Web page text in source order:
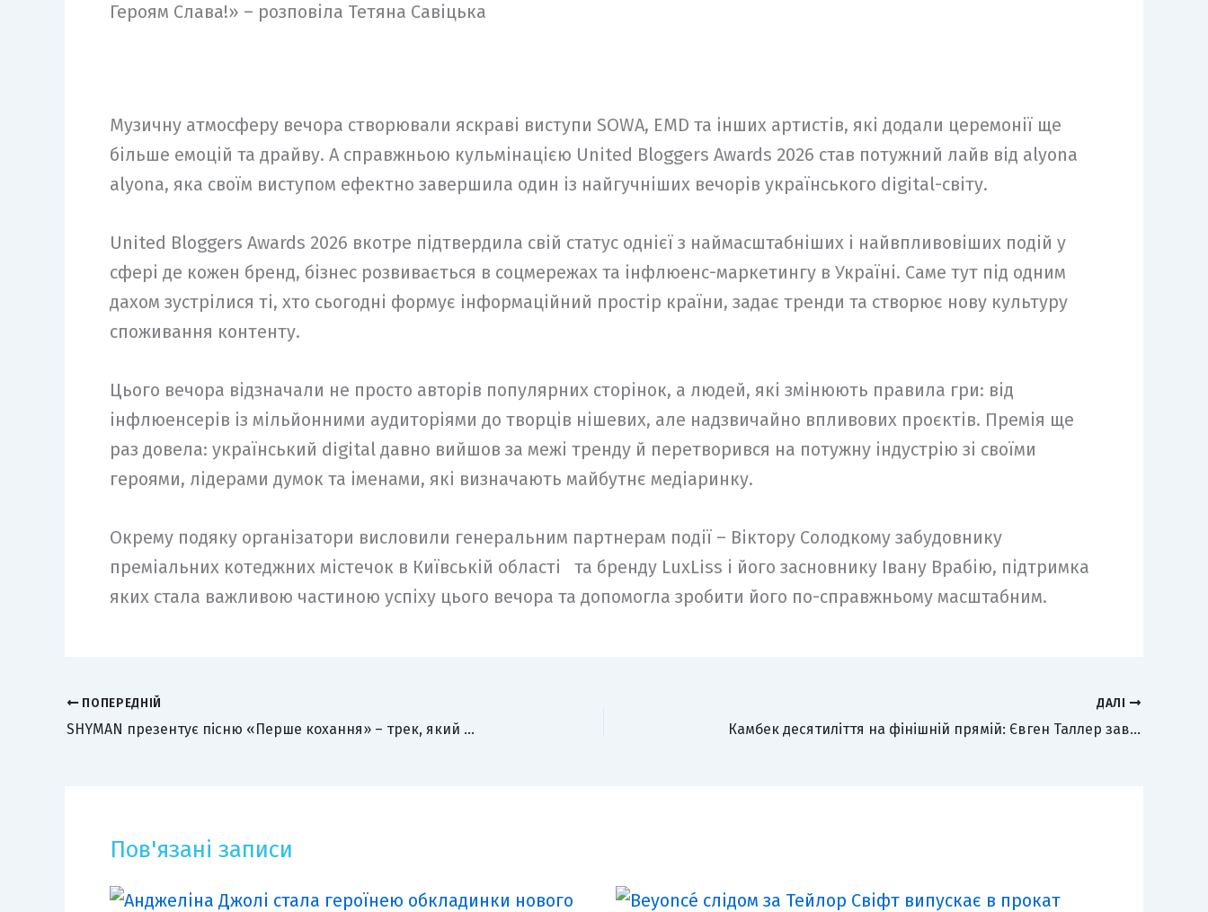
Героям Слава!» – розповіла Тетяна Савіцька
Музичну атмосферу вечора створювали яскраві виступи SOWA, EMD та інших артистів, які додали церемонії ще
більше емоцій та драйву. А справжньою кульмінацією United Bloggers Awards 2026 став потужний лайв від alyona
alyona, яка своїм виступом ефектно завершила один із найгучніших вечорів українського digital-світу.
United Bloggers Awards 2026 вкотре підтвердила свій статус однієї з наймасштабніших і найвпливовіших подій у
сфері де кожен бренд, бізнес розвивається в соцмережах та інфлюенс-маркетингу в Україні. Саме тут під одним
дахом зустрілися ті, хто сьогодні формує інформаційний простір країни, задає тренди та створює нову культуру
споживання контенту.
Цього вечора відзначали не просто авторів популярних сторінок, а людей, які змінюють правила гри: від
інфлюенсерів із мільйонними аудиторіями до творців нішевих, але надзвичайно впливових проєктів. Премія ще
раз довела: український digital давно вийшов за межі тренду й перетворився на потужну індустрію зі своїми
героями, лідерами думок та іменами, які визначають майбутнє медіаринку.
Окрему подяку організатори висловили генеральним партнерам події – Віктору Солодкому забудовнику
преміальних котеджних містечок в Київській області та бренду LuxLiss і його засновнику Івану Врабію, підтримка
яких стала важливою частиною успіху цього вечора та допомогла зробити його по-справжньому масштабним.
ПОПЕРЕДНІЙ
SHYMAN презентує пісню «Перше кохання» – трек, який став початком його музичної історії
ДАЛІ
Камбек десятиліття на фінішній прямій: Євген Таллер завершив зйомки повнометражного фільму «Київ. День-Ніч»
Пов'язані записи